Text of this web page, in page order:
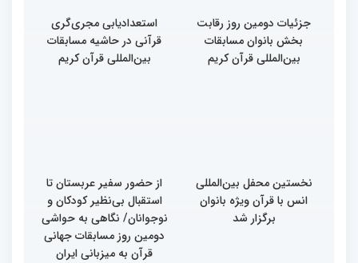
جزئیات دومین روز رقابت
بخش بانوان مسابقات
بین‌المللی قرآن کریم
استعدادیابی مجری‌گری
قرآنی در حاشیه مسابقات
بین‌المللی قرآن کریم
نخستین محفل بین‌المللی
انس با قرآن ویژه بانوان
برگزار شد
از حضور سفیر عربستان تا
استقبال بی‌نظیر کودکان و
نوجوانان/ نگاهی به حواشی
دومین روز مسابقات جهانی
قرآن به میزبانی ایران